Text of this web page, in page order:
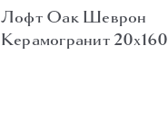
Лофт Оак Шеврон
Керамогранит 20x160